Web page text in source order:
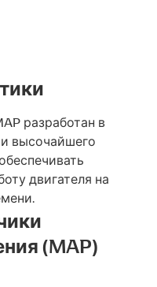
разработан в
высочайшего
двигателя на
(MAP)